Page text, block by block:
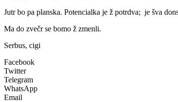
Jutr bo pa planska. Potencialka je ž potrdva; je šva
Ma do zvečr se bomo ž zmenli.
Serbus, cigi
Facebook
Twitter
Telegram
WhatsApp
Email